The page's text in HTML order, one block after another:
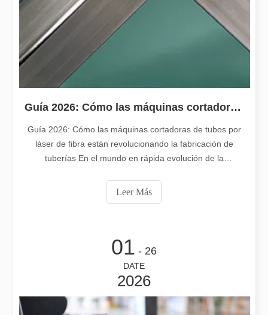
El corte por láser de láminas de metal es un método de corte muy utilizado.
El corte por láser de láminas de metal es un método de corte
Guía 2026: Cómo las máquinas cortadoras de tubos por láser de fibra están revolucionando la fabricación de tuberías
Guía 2026: Cómo las máquinas cortadoras de tubos por
láser de fibra están revolucionando la fabricación de
tuberías En el mundo en rápida evolución de la
son solo 'ventajas competitivas', sino requisitos para la
supervivencia. Si su taller todavía depende del aserrado
Leer Más
01 - 26
DATE
2026